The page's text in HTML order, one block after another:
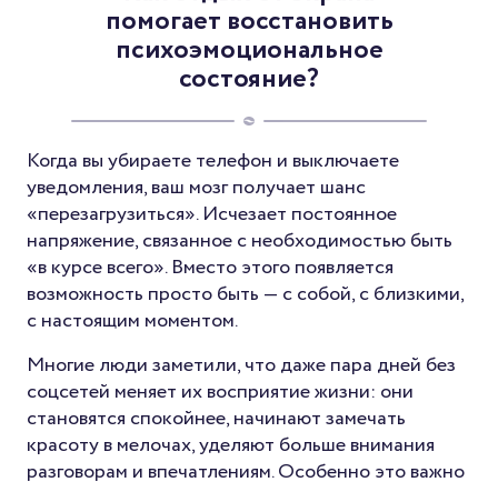
помогает восстановить
психоэмоциональное
состояние?
Когда вы убираете телефон и выключаете
уведомления, ваш мозг получает шанс
«перезагрузиться». Исчезает постоянное
напряжение, связанное с необходимостью быть
«в курсе всего». Вместо этого появляется
возможность просто быть — с собой, с близкими,
с настоящим моментом.
Многие люди заметили, что даже пара дней без
соцсетей меняет их восприятие жизни: они
становятся спокойнее, начинают замечать
красоту в мелочах, уделяют больше внимания
разговорам и впечатлениям. Особенно это важно